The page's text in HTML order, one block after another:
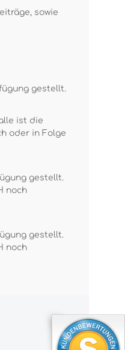
sowie
gestellt.
ist die
oder in Folge
gestellt.
noch
gestellt.
noch